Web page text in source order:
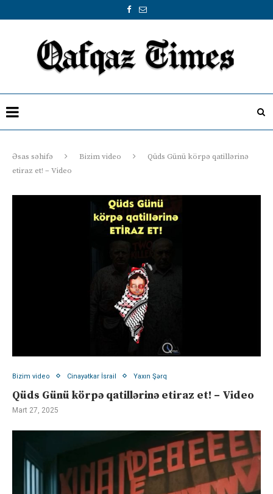
Əsas səhifə Bizim video
Qüds Günü körpə qatillərinə
etiraz et! – Video
Bizim video Cinayətkar İsrail Yaxın Şərq
Qüds Günü körpə qatillərinə etiraz et! – Video
Mart 27, 2025